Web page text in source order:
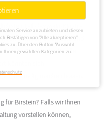
nach Immobilien an Salz und
oder Riedbach, die alle
ausfindig machen lassen.
für Birstein? Falls wir Ihnen
vorstellen können,
Service anzubieten und diesen
Bestätigen von “Alle akzeptieren”
zu. Über den Button “Auswahl
Ihnen gewählten Kategorien zu.